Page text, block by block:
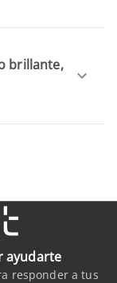
brillante,
ayudarte
responder a tus